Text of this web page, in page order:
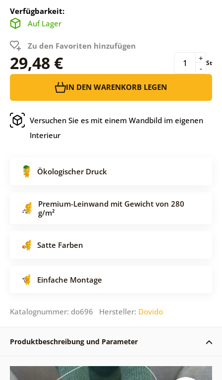
Verfügbarkeit:
Auf Lager
Zu den Favoriten hinzufügen
29,48 € -
+ St
IN DEN WARENKORB LEGEN
Versuchen Sie es mit einem Wandbild im eigenen
Interieur
Ökologischer Druck
Premium-Leinwand mit Gewicht von 280
g/m²
Satte Farben
Einfache Montage
Katalognummer: do696 Hersteller: Dovido
Produktbeschreibung und Parameter